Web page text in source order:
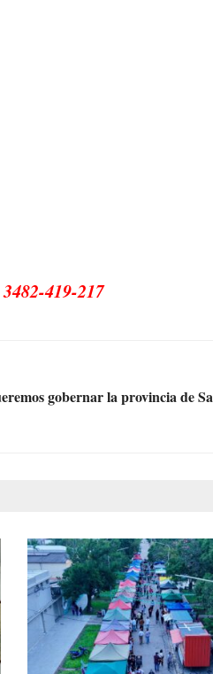
419-217
gobernar la provincia de